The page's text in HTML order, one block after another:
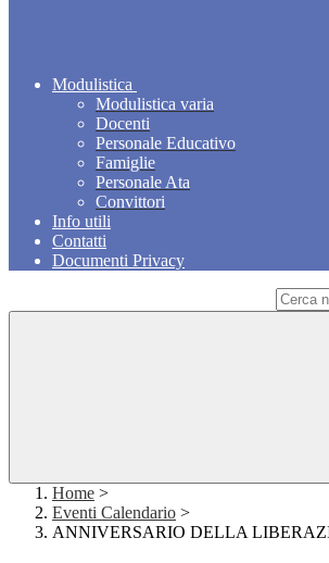
Modulistica
Modulistica varia
Docenti
Personale Educativo
Famiglie
Personale Ata
Convittori
Info utili
Contatti
Documenti Privacy
Home >
Eventi Calendario >
ANNIVERSARIO DELLA